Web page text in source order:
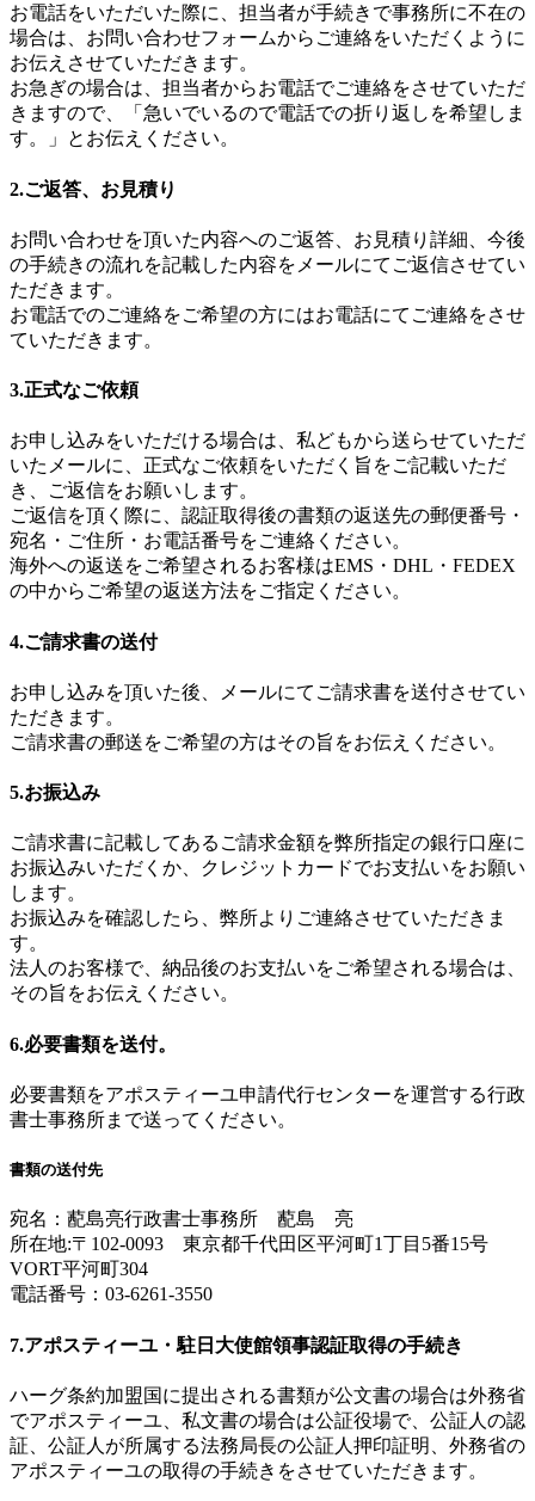
お電話をいただいた際に、担当者が手続きで事務所に不在の
場合は、お問い合わせフォームからご連絡をいただくように
お伝えさせていただきます。
お急ぎの場合は、担当者からお電話でご連絡をさせていただ
きますので、「急いでいるので電話での折り返しを希望しま
す。」とお伝えください。
2.ご返答、お見積り
お問い合わせを頂いた内容へのご返答、お見積り詳細、今後
の手続きの流れを記載した内容をメールにてご返信させてい
ただきます。
お電話でのご連絡をご希望の方にはお電話にてご連絡をさせ
ていただきます。
3.正式なご依頼
お申し込みをいただける場合は、私どもから送らせていただ
いたメールに、正式なご依頼をいただく旨をご記載いただ
き、ご返信をお願いします。
ご返信を頂く際に、認証取得後の書類の返送先の郵便番号・
宛名・ご住所・お電話番号をご連絡ください。
海外への返送をご希望されるお客様はEMS・DHL・FEDEX
の中からご希望の返送方法をご指定ください。
4.ご請求書の送付
お申し込みを頂いた後、メールにてご請求書を送付させてい
ただきます。
ご請求書の郵送をご希望の方はその旨をお伝えください。
5.お振込み
ご請求書に記載してあるご請求金額を弊所指定の銀行口座に
お振込みいただくか、クレジットカードでお支払いをお願い
します。
お振込みを確認したら、弊所よりご連絡させていただきま
す。
法人のお客様で、納品後のお支払いをご希望される場合は、
その旨をお伝えください。
6.必要書類を送付。
必要書類をアポスティーユ申請代行センターを運営する行政
書士事務所まで送ってください。
書類の送付先
宛名：蓜島亮行政書士事務所 蓜島 亮
所在地:〒102-0093 東京都千代田区平河町1丁目5番15号
VORT平河町304
電話番号：03-6261-3550
7.アポスティーユ・駐日大使館領事認証取得の手続き
ハーグ条約加盟国に提出される書類が公文書の場合は外務省
でアポスティーユ、私文書の場合は公証役場で、公証人の認
証、公証人が所属する法務局長の公証人押印証明、外務省の
アポスティーユの取得の手続きをさせていただきます。